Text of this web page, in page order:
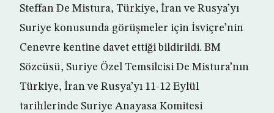
Steffan De Mistura, Türkiye, İran ve Rusya’yı
Suriye konusunda görüşmeler için İsviçre’nin
Cenevre kentine davet ettiği bildirildi. BM
Sözcüsü, Suriye Özel Temsilcisi De Mistura’nın
Türkiye, İran ve Rusya’yı 11-12 Eylül
tarihlerinde Suriye Anayasa Komitesi